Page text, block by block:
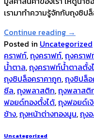
เรามาทำความรู้จักกับถุงซิป
Continue reading →
Posted in Uncategorized
คราฟท์,ถุงคราฟท์,ถุงคราฟ
น้ำตาล,ถุงคราฟท์น้ำตาลตั้ง
ถุงซิปล็อคราคาถูก,ถุงซิปล็อ
ซีล,ถุงพลาสติก,ถุงพลาสติ
ฟอยด์ทองตั้งได้,ถุงฟอยด์เ
ช้าง,ถุงหน้าต่างทองนูน,ถุง
Uncategorized